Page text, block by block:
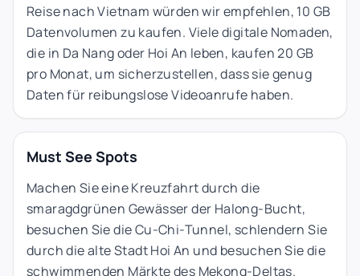
Reise nach Vietnam würden wir empfehlen, 10 GB
Datenvolumen zu kaufen. Viele digitale Nomaden,
die in Da Nang oder Hoi An leben, kaufen 20 GB
pro Monat, um sicherzustellen, dass sie genug
Daten für reibungslose Videoanrufe haben.
Must See Spots
Machen Sie eine Kreuzfahrt durch die
smaragdgrünen Gewässer der Halong-Bucht,
besuchen Sie die Cu-Chi-Tunnel, schlendern Sie
durch die alte Stadt Hoi An und besuchen Sie die
schwimmenden Märkte des Mekong-Deltas.